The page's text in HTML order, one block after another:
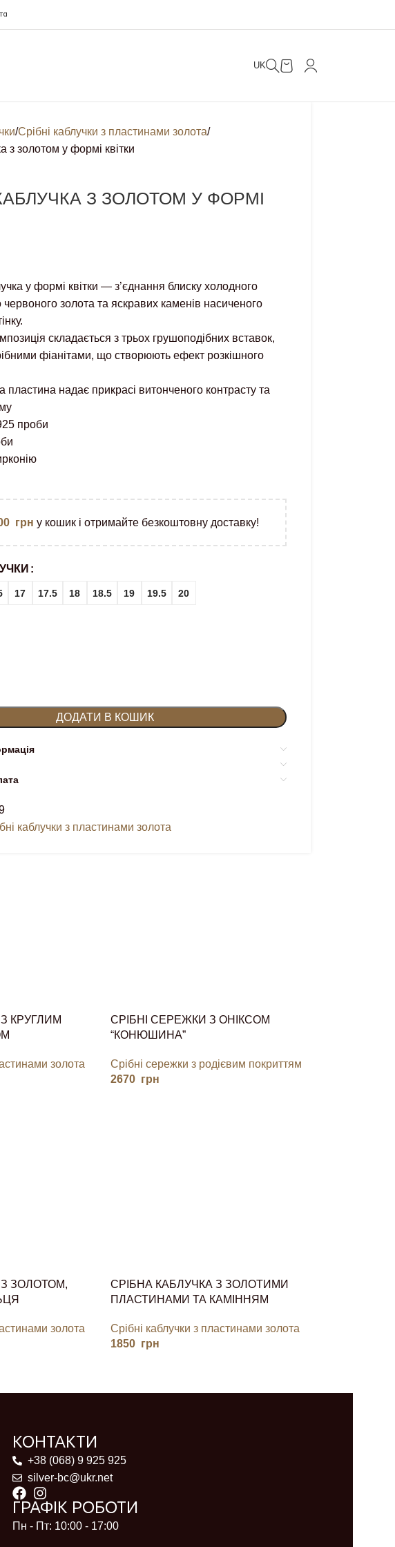
UK
Срібні каблучки з пластинами золота
з золотом у формі квітки
З ЗОЛОТОМ У ФОРМІ
у формі квітки — з’єднання блиску холодного
червоного золота та яскравих каменів насиченого
складається з трьох грушоподібних вставок,
фіанітами, що створюють ефект розкішного
пластина надає прикрасі витонченого контрасту та
проби
грн у кошик і отримайте безкоштовну доставку!
17 17.5 18 18.5 19 19.5 20
ДОДАТИ В КОШИК
каблучки з пластинами золота
КРУГЛИМ
золота
СРІБНІ СЕРЕЖКИ З ОНІКСОМ
“КОНЮШИНА”
Срібні сережки з родієвим покриттям
2670 грн
З ЗОЛОТОМ,
золота
СРІБНА КАБЛУЧКА З ЗОЛОТИМИ
ПЛАСТИНАМИ ТА КАМІННЯМ
Срібні каблучки з пластинами золота
1850 грн
КОНТАКТИ
+38 (068) 9 925 925
silver-bc@ukr.net
ГРАФІК РОБОТИ
Пн - Пт: 10:00 - 17:00